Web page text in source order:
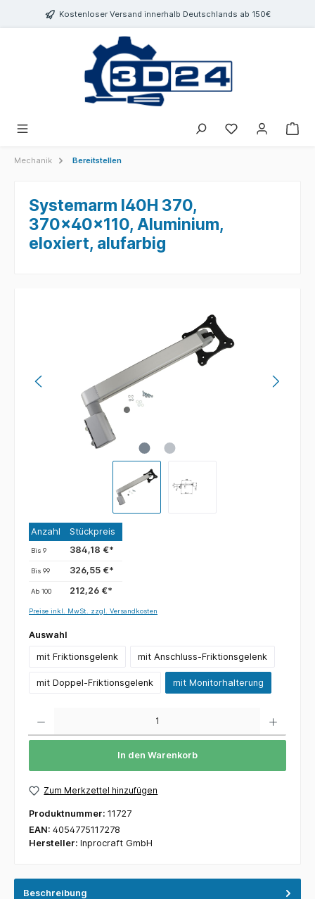
springenKostenloser Versand innerhalb Deutschlands ab 150€
Mechanik Bereitstellen
Systemarm I40H 370,
370x40x110, Aluminium,
eloxiert, alufarbig
Anzahl Stückpreis
Bis9 384,18 €*
Bis99 326,55 €*
Ab100 212,26 €*
Preise inkl. MwSt. zzgl. Versandkosten
Auswahl
mit Friktionsgelenk mit Anschluss-Friktionsgelenk
mit Doppel-Friktionsgelenk mit Monitorhalterung
In den Warenkorb
Zum Merkzettel hinzufügen
Produktnummer: 11727
EAN: 4054775117278
Hersteller: Inprocraft GmbH
Beschreibung